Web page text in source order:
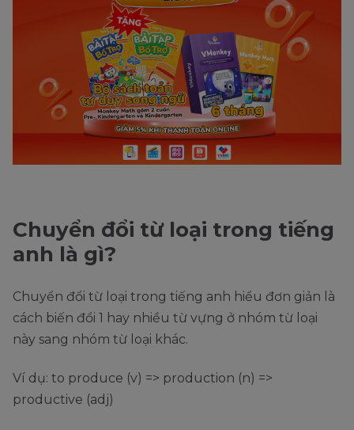
Chuyển đổi từ loại trong tiếng
anh là gì?
Chuyển đổi từ loại trong tiếng anh hiểu đơn giản là
cách biến đổi 1 hay nhiều từ vựng ở nhóm từ loại
này sang nhóm từ loại khác.
Ví dụ: to produce (v) => production (n) =>
productive (adj)